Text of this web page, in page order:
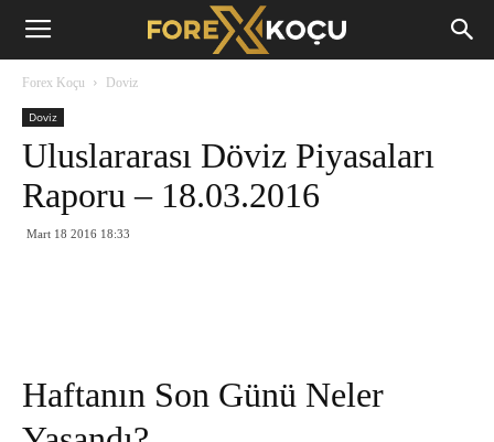
Forex
Forex Koçu Doviz
Doviz
Uluslararası Döviz Piyasaları
Raporu – 18.03.2016
Mart 18 2016 18:33
Haftanın Son Günü Neler